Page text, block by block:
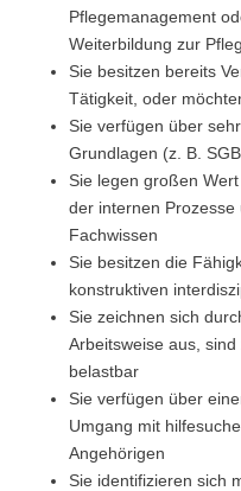
Pflegemanagement
Weiterbildung zur
Sie besitzen bereits
Tätigkeit, oder
Sie verfügen über
Grundlagen (z. B.
Sie legen großen
der internen
Fachwissen
Sie besitzen die
konstruktiven
Sie zeichnen sich
Arbeitsweise aus,
belastbar
Sie verfügen über
Umgang mit
Angehörigen
Sie identifizieren sich